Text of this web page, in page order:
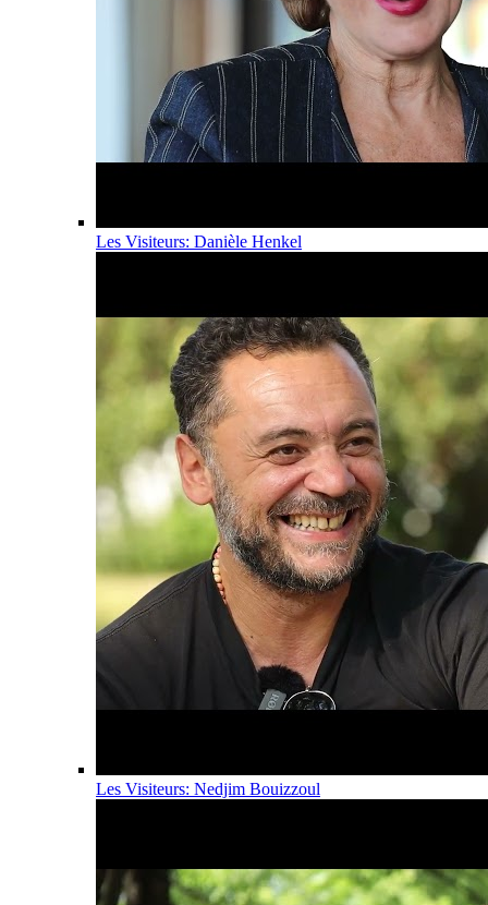
Les Visiteurs: Danièle Henkel
Les Visiteurs: Nedjim Bouizzoul